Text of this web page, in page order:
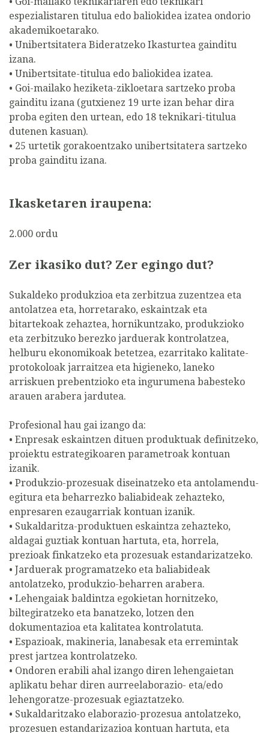
espezialistaren titulua edo baliokidea izatea ondorio
akademikoetarako.
• Unibertsitatera Bideratzeko Ikasturtea gainditu
izana.
• Unibertsitate-titulua edo baliokidea izatea.
• Goi-mailako heziketa-zikloetara sartzeko proba
gainditu izana (gutxienez 19 urte izan behar dira
proba egiten den urtean, edo 18 teknikari-titulua
dutenen kasuan).
• 25 urtetik gorakoentzako unibertsitatera sartzeko
proba gainditu izana.
Ikasketaren iraupena:
2.000 ordu
Zer ikasiko dut? Zer egingo dut?
Sukaldeko produkzioa eta zerbitzua zuzentzea eta
antolatzea eta, horretarako, eskaintzak eta
bitartekoak zehaztea, hornikuntzako, produkzioko
eta zerbitzuko berezko jarduerak kontrolatzea,
helburu ekonomikoak betetzea, ezarritako kalitate-
protokoloak jarraitzea eta higieneko, laneko
arriskuen prebentzioko eta ingurumena babesteko
arauen arabera jardutea.
Profesional hau gai izango da:
• Enpresak eskaintzen dituen produktuak definitzeko,
proiektu estrategikoaren parametroak kontuan
izanik.
• Produkzio-prozesuak diseinatzeko eta antolamendu-
egitura eta beharrezko baliabideak zehazteko,
enpresaren ezaugarriak kontuan izanik.
• Sukaldaritza-produktuen eskaintza zehazteko,
aldagai guztiak kontuan hartuta, eta, horrela,
prezioak finkatzeko eta prozesuak estandarizatzeko.
• Jarduerak programatzeko eta baliabideak
antolatzeko, produkzio-beharren arabera.
• Lehengaiak baldintza egokietan hornitzeko,
biltegiratzeko eta banatzeko, lotzen den
dokumentazioa eta kalitatea kontrolatuta.
• Espazioak, makineria, lanabesak eta erremintak
prest jartzea kontrolatzeko.
• Ondoren erabili ahal izango diren lehengaietan
aplikatu behar diren aurreelaborazio- eta/edo
lehengoratze-prozesuak egiaztatzeko.
• Sukaldaritzako elaborazio-prozesua antolatzeko,
prozesuen estandarizazioa kontuan hartuta, eta